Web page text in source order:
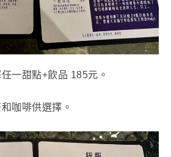
一甜點+飲品 185元。
咖啡供選擇。